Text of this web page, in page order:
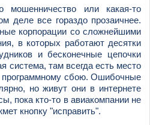
мошенничество или какая-то
деле все гораздо прозаичнее.
корпорации со сложнейшими
в которых работают десятки
и бесконечные цепочки
система, там всегда есть место
программному сбою. Ошибочные
но живут они в интернете
пока кто-то в авиакомпании не
кнопку "исправить".